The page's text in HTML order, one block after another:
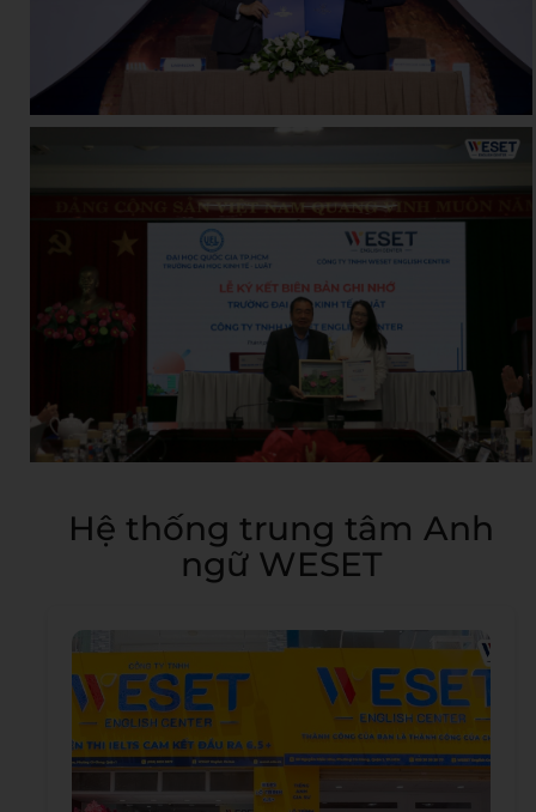
Hệ thống trung tâm Anh
ngữ WESET